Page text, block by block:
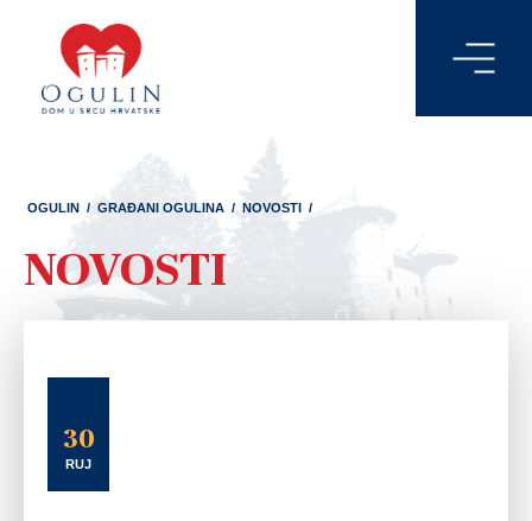
OGULIN / GRAĐANI OGULINA / NOVOSTI /
NOVOSTI
30
RUJ